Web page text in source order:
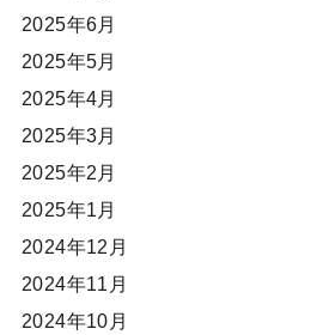
2025年6月
2025年5月
2025年4月
2025年3月
2025年2月
2025年1月
2024年12月
2024年11月
2024年10月